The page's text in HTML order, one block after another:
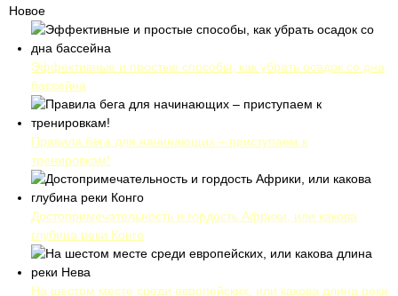
Новое
Эффективные и простые способы, как убрать осадок со дна
бассейна
Правила бега для начинающих – приступаем к
тренировкам!
Достопримечательность и гордость Африки, или какова
глубина реки Конго
На шестом месте среди европейских, или какова длина реки